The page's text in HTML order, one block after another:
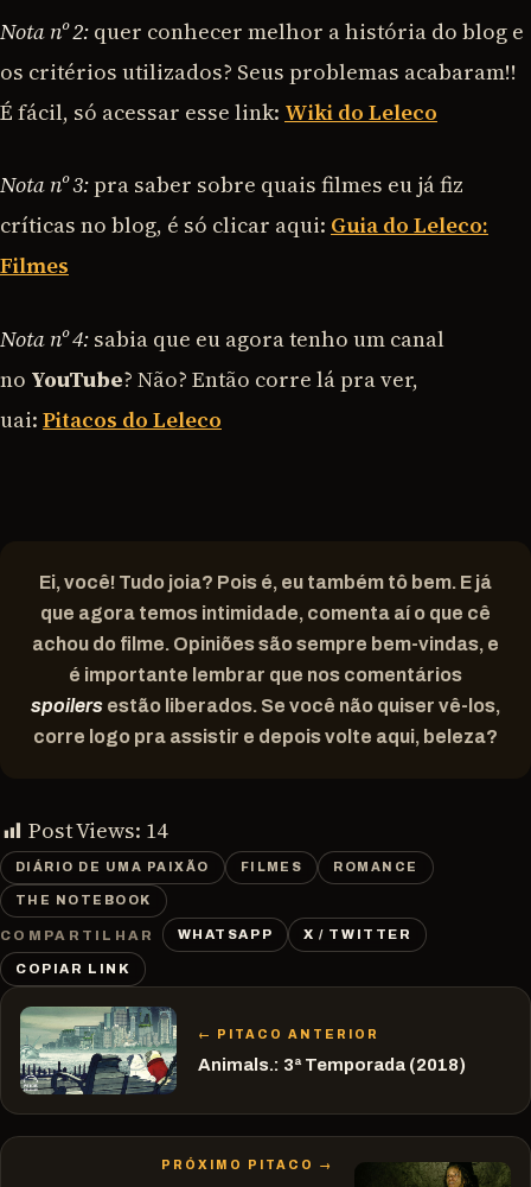
Nota nº 2: quer conhecer melhor a história do blog e
os critérios utilizados? Seus problemas acabaram!!
É fácil, só acessar esse link: Wiki do Leleco
Nota nº 3: pra saber sobre quais filmes eu já fiz
críticas no blog, é só clicar aqui: Guia do Leleco:
Filmes
Nota nº 4: sabia que eu agora tenho um canal
no YouTube? Não? Então corre lá pra ver,
uai: Pitacos do Leleco
Ei, você! Tudo joia? Pois é, eu também tô bem. E já
que agora temos intimidade, comenta aí o que cê
achou do filme. Opiniões são sempre bem-vindas, e
é importante lembrar que nos comentários
spoilers estão liberados. Se você não quiser vê-los,
corre logo pra assistir e depois volte aqui, beleza?
Post Views: 14
DIÁRIO DE UMA PAIXÃO FILMES ROMANCE
THE NOTEBOOK
COMPARTILHAR WHATSAPP X / TWITTER
COPIAR LINK
← PITACO ANTERIOR
Animals.: 3ª Temporada (2018)
PRÓXIMO PITACO →